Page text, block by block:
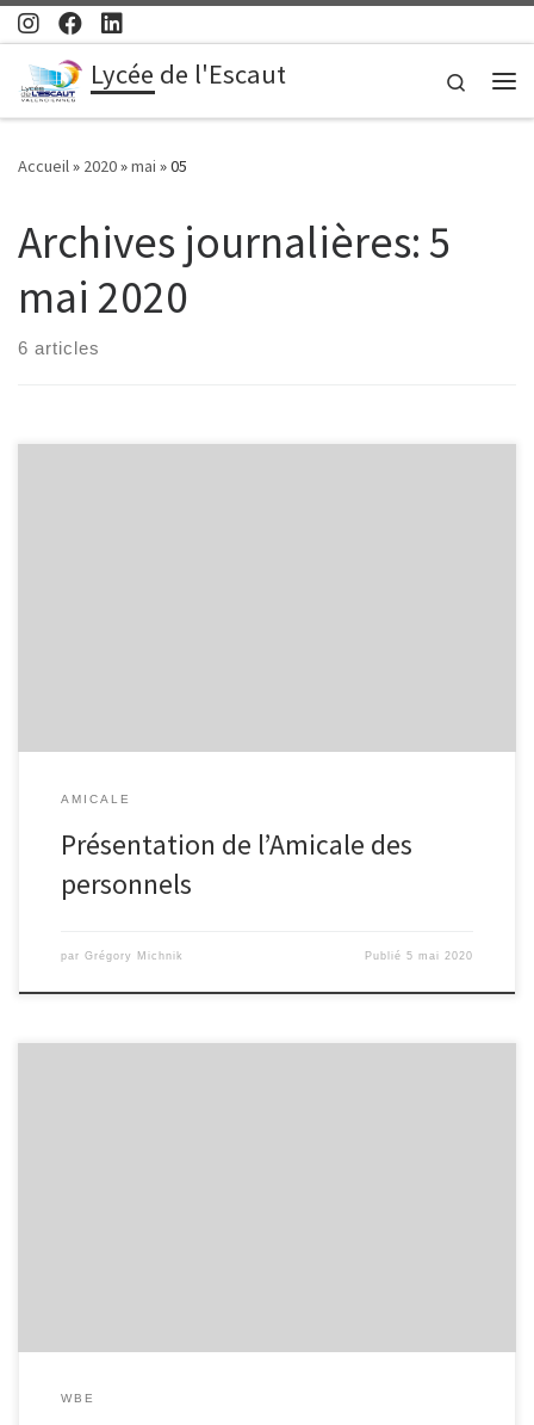
Passer au contenu
Lycée de l'Escaut
Search
Accueil» 2020»mai »05
Archives journalières: 5
mai 2020
6 articles
AMICALE
Présentation de l’Amicale des
personnels
par Grégory Michnik Publié5 mai 2020
WBE